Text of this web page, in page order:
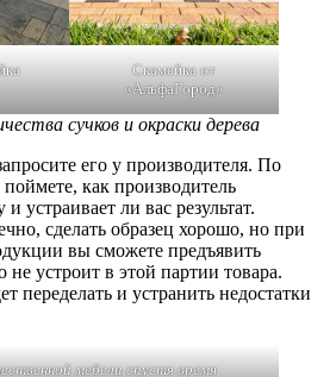
Скамейка от
«АльфаГород»
сучков и окраски дерева
его у производителя. По
как производитель
устраивает ли вас результат.
сделать образец хорошо, но при
вы сможете предъявить
не устроит в этой партии товара.
переделать и устранить недостатки
мебели спустя время